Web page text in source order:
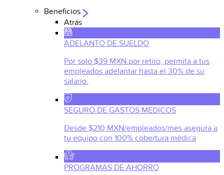
Beneficios
Atrás
ADELANTO DE SUELDO
Por solo $39 MXN por retiro, permita a tus
empleados adelantar hasta el 30% de su
salario.
SEGURO DE GASTOS MEDICOS
Desde $210 MXN/empleados/mes asegura a
tu equipo con 100% cobertura médica
PROGRAMAS DE AHORRO